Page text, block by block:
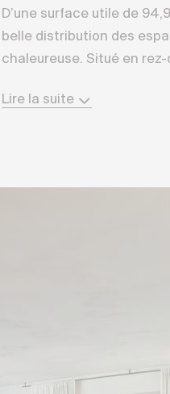
D’une surface utile de
belle distribution des
chaleureuse. Situé en
pour profiter des beaux
proximité immédiate du
confort, accessibilité et
Lire la suite